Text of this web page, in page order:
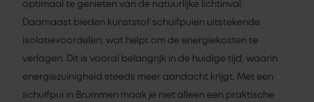
optimaal te genieten van de natuurlijke lichtinval.
Daarnaast bieden kunststof schuifpuien uitstekende
isolatievoordelen, wat helpt om de energiekosten te
verlagen. Dit is vooral belangrijk in de huidige tijd, waarin
energiezuinigheid steeds meer aandacht krijgt. Met een
schuifpui in Brummen maak je niet alleen een praktische